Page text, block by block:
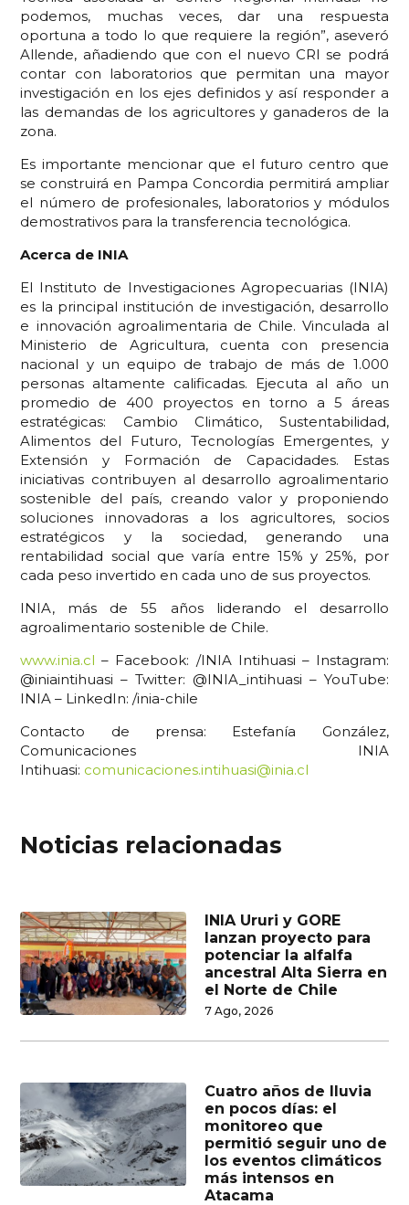
podemos, muchas veces, dar una respuesta
oportuna a todo lo que requiere la región”, aseveró
Allende, añadiendo que con el nuevo CRI se podrá
contar con laboratorios que permitan una mayor
investigación en los ejes definidos y así responder a
las demandas de los agricultores y ganaderos de la
zona.
Es importante mencionar que el futuro centro que
se construirá en Pampa Concordia permitirá ampliar
el número de profesionales, laboratorios y módulos
demostrativos para la transferencia tecnológica.
Acerca de INIA
El Instituto de Investigaciones Agropecuarias (INIA)
es la principal institución de investigación, desarrollo
e innovación agroalimentaria de Chile. Vinculada al
Ministerio de Agricultura, cuenta con presencia
nacional y un equipo de trabajo de más de 1.000
personas altamente calificadas. Ejecuta al año un
promedio de 400 proyectos en torno a 5 áreas
estratégicas: Cambio Climático, Sustentabilidad,
Alimentos del Futuro, Tecnologías Emergentes, y
Extensión y Formación de Capacidades. Estas
iniciativas contribuyen al desarrollo agroalimentario
sostenible del país, creando valor y proponiendo
soluciones innovadoras a los agricultores, socios
estratégicos y la sociedad, generando una
rentabilidad social que varía entre 15% y 25%, por
cada peso invertido en cada uno de sus proyectos.
INIA, más de 55 años liderando el desarrollo
agroalimentario sostenible de Chile.
www.inia.cl – Facebook: /INIA Intihuasi – Instagram:
@iniaintihuasi – Twitter: @INIA_intihuasi – YouTube:
INIA – LinkedIn: /inia-chile
Contacto de prensa: Estefanía González,
Comunicaciones INIA
Intihuasi: comunicaciones.intihuasi@inia.cl
Noticias relacionadas
INIA Ururi y GORE
lanzan proyecto para
potenciar la alfalfa
ancestral Alta Sierra en
el Norte de Chile
7 Ago, 2026
Cuatro años de lluvia
en pocos días: el
monitoreo que
permitió seguir uno de
los eventos climáticos
más intensos en
Atacama